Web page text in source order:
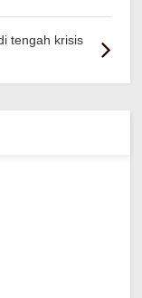
tengah krisis